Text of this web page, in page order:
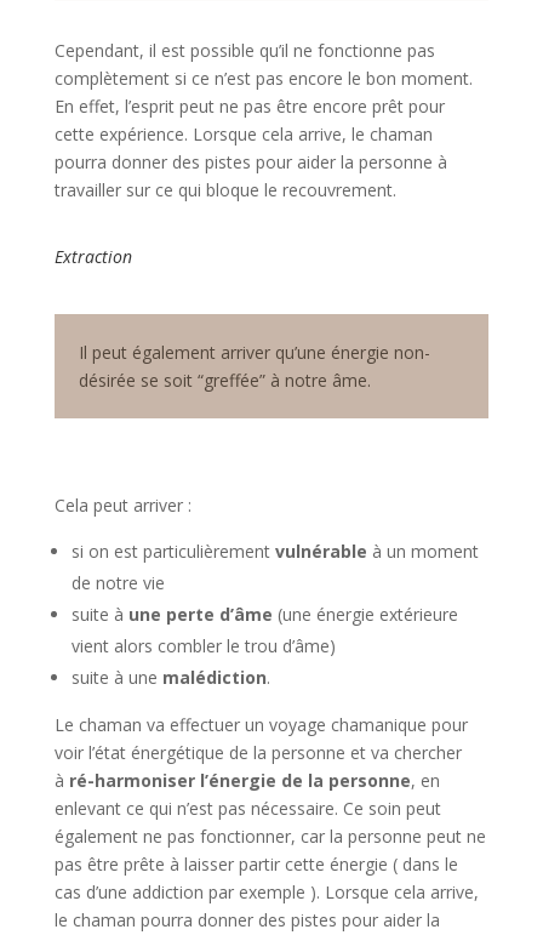
Cependant, il est possible qu’il ne fonctionne pas
complètement si ce n’est pas encore le bon moment.
En effet, l’esprit peut ne pas être encore prêt pour
cette expérience. Lorsque cela arrive, le chaman
pourra donner des pistes pour aider la personne à
travailler sur ce qui bloque le recouvrement.
Extraction
Il peut également arriver qu’une énergie non-
désirée se soit “greffée” à notre âme.
Cela peut arriver :
si on est particulièrement vulnérable à un moment
de notre vie
suite à une perte d’âme (une énergie extérieure
vient alors combler le trou d’âme)
suite à une malédiction.
Le chaman va effectuer un voyage chamanique pour
voir l’état énergétique de la personne et va chercher
à ré-harmoniser l’énergie de la personne, en
enlevant ce qui n’est pas nécessaire. Ce soin peut
également ne pas fonctionner, car la personne peut ne
pas être prête à laisser partir cette énergie ( dans le
cas d’une addiction par exemple ). Lorsque cela arrive,
le chaman pourra donner des pistes pour aider la